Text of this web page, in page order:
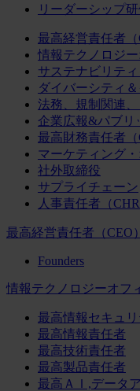
リーダーシップ
最高経営責任者（
情報テクノロジー
サステナビリティ
ダイバーシティ
法務、規制関連
企業広報&パブリ
最高財務責任者（
マーケティング
社外取締役
サプライチェーン
人事責任者（
最高経営責任者（CEO）
Founders
情報テクノロジーオフ
最高情報セキュ
最高情報責任者
最高技術責任者
最高製品責任者
最高ＡＩ,データ